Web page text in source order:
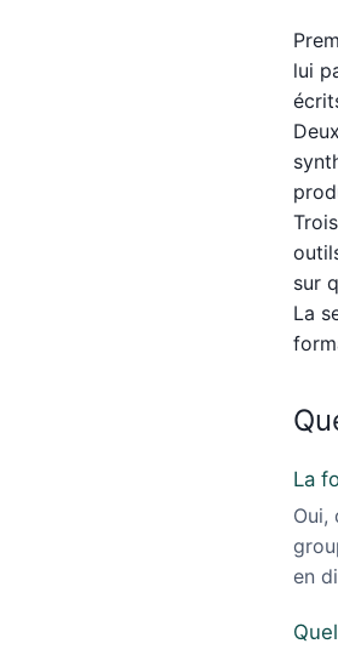
lui
sur
La
La
Oui,
en